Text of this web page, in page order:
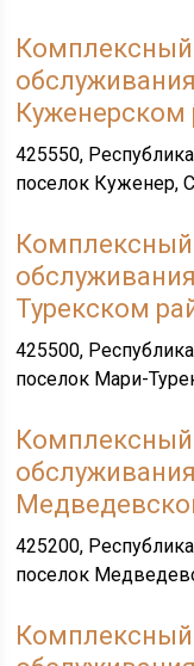
Комплексный
Куженерском
425550,
поселок Куженер,
Комплексный
Турекском
425500,
поселок Мари-
Комплексный
425200,
поселок
Комплексный